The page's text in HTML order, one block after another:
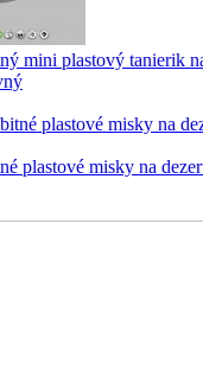
mini plastový tanierik
plastové misky na